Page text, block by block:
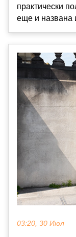
практически
еще и названа
03:20, 30 Июл